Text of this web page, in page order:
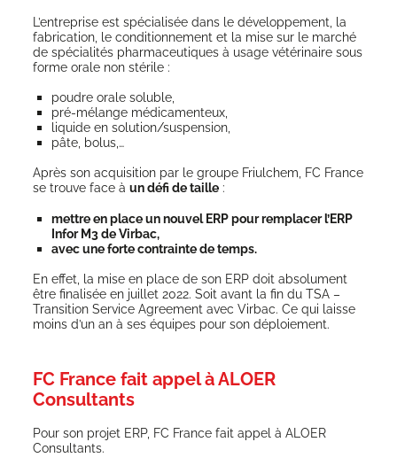
L’entreprise est spé­cia­li­sée dans le déve­lop­pe­ment, la
fabri­ca­tion, le condi­tion­ne­ment et la mise sur le mar­ché
de spé­cia­li­tés phar­ma­ceu­tiques à usage vété­ri­naire sous
forme orale non stérile :
poudre orale soluble,
pré-mélange médi­ca­men­teux,
liquide en solution/suspension,
pâte, bolus,…
Après son acqui­si­tion par le groupe Friul­chem, FC France
se trouve face à un défi de taille:
mettre en place un nou­vel ERP pour rem­pla­cer l’ERP
Infor M3 de Virbac,
avec une forte contrainte de temps.
En effet, la mise en place de son ERP doit abso­lu­ment
être fina­li­sée en juillet 2022. Soit avant la fin du TSA –
Tran­si­tion Ser­vice Agree­ment avec Vir­bac. Ce qui laisse
moins d’un an à ses équipes pour son déploiement.
FC France fait appel à ALOER
Consultants
Pour son pro­jet ERP, FC France fait appel à ALOER
Consultants.